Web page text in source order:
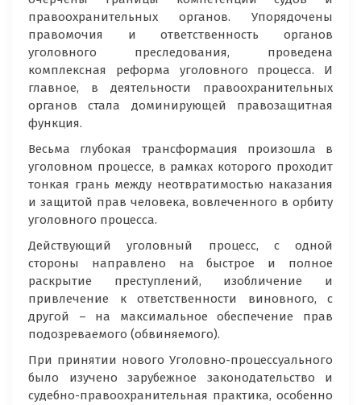
правоохранительных органов. Упорядочены
правомочия и ответственность органов
уголовного преследования, проведена
комплексная реформа уголовного процесса. И
главное, в деятельности правоохранительных
органов стала доминирующей правозащитная
функция.
Весьма глубокая трансформация произошла в
уголовном процессе, в рамках которого проходит
тонкая грань между неотвратимостью наказания
и защитой прав человека, вовлеченного в орбиту
уголовного процесса.
Действующий уголовный процесс, с одной
стороны направлено на быстрое и полное
раскрытие преступлений, изобличение и
привлечение к ответственности виновного, с
другой – на максимальное обеспечение прав
подозреваемого (обвиняемого).
При принятии нового Уголовно-процессуального
было изучено зарубежное законодательство и
судебно-правоохранительная практика, особенно